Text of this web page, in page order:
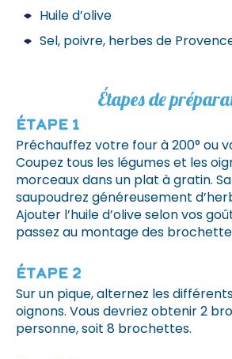
Huile d’olive
Sel, poivre, herbes de
Étapes de
Étape 1
Préchauffez votre four à 200° ou
Coupez tous les légumes et les
morceaux dans un plat à gratin.
saupoudrez généreusement
Ajouter l’huile d’olive selon vos
passez au montage des
Étape 2
Sur un pique, alternez les
oignons. Vous devriez obtenir 2
personne, soit 8 brochettes.